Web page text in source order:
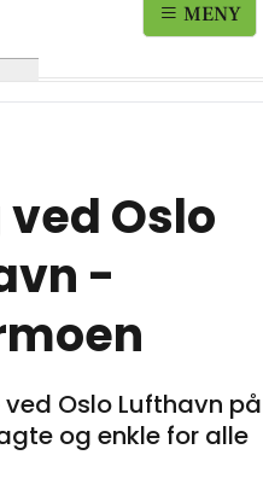
MENY
Oslo
-
Oslo Lufthavn på
og enkle for alle